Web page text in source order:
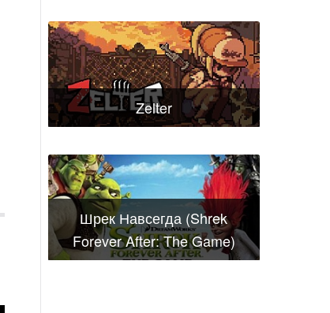
Zelter
Шрек Навсегда (Shrek
Forever After: The Game)